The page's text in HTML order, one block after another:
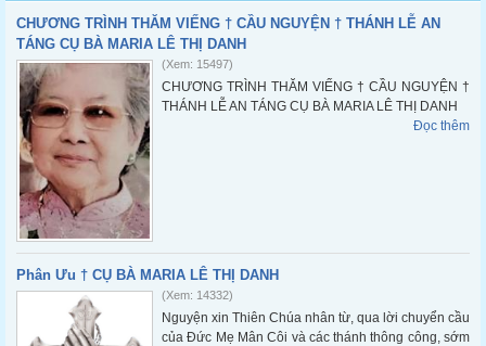
CHƯƠNG TRÌNH THĂM VIẾNG † CẦU NGUYỆN † THÁNH LỄ AN
TÁNG CỤ BÀ MARIA LÊ THỊ DANH
(Xem: 15497)
CHƯƠNG TRÌNH THĂM VIẾNG † CẦU NGUYỆN †
THÁNH LỄ AN TÁNG CỤ BÀ MARIA LÊ THỊ DANH
Đọc thêm
Phân Ưu † CỤ BÀ MARIA LÊ THỊ DANH
(Xem: 14332)
Nguyện xin Thiên Chúa nhân từ, qua lời chuyển cầu
của Đức Mẹ Mân Côi và các thánh thông công, sớm